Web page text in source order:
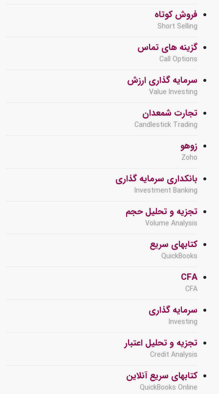
فروش کوتاه
Short Selling
گزینه های تماس
Call Options
سرمایه گذاری ارزش
Value Investing
تجارت شمعدان
Candlestick Trading
زوهو
Zoho
بانکداری سرمایه گذاری
Investment Banking
تجزیه و تحلیل حجم
Volume Analysis
کتابهای سریع
QuickBooks
CFA
CFA
سرمایه گذاری
Investing
تجزیه و تحلیل اعتبار
Credit Analysis
کتابهای سریع آنلاین
QuickBooks Online